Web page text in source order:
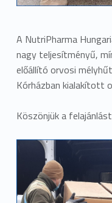
A NutriPharma
nagy teljesítményű,
előállító orvosi
Kórházban kialakított
Köszönjük a